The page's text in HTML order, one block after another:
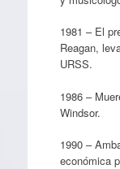
1981 – El
Reagan,
URSS.
1986 –
Windsor.
1990 –
económica